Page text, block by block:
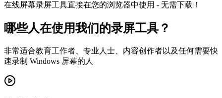
在线屏幕录屏工具直接在您的浏览器中使用 - 无需下载！
哪些人在使用我们的录屏工具？
非常适合教育工作者、专业人士、内容创作者以及任何需要快
速录制 Windows 屏幕的人